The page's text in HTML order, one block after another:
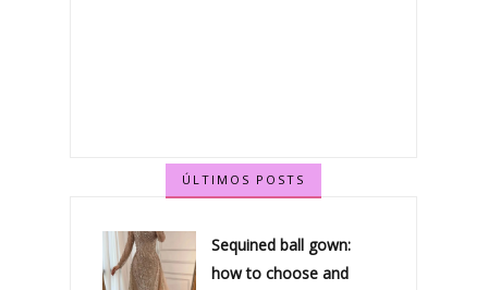
ÚLTIMOS POSTS
Sequined ball gown:
how to choose and